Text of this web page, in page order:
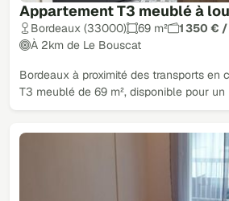
Appartement T3 meublé à
Bordeaux (33000) 69 m²
1 350 €
À 2km de Le Bouscat
Bordeaux à proximité des transports en
T3 meublé de 69 m², disponible pour